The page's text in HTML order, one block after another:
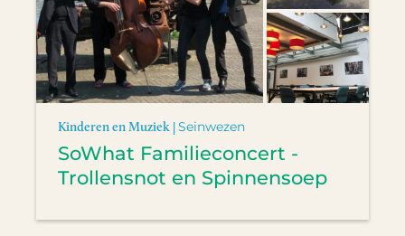
Kinderen en Muziek |Seinwezen
SoWhat Familieconcert -
Trollensnot en Spinnensoep